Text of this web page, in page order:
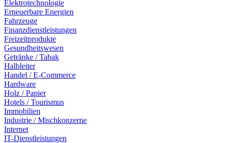
Elektrotechnologie
Erneuerbare Energien
Fahrzeuge
Finanzdienstleistungen
Freizeitprodukte
Gesundheitswesen
Getränke / Tabak
Halbleiter
Handel / E-Commerce
Hardware
Holz / Papier
Hotels / Tourismus
Immobilien
Industrie / Mischkonzerne
Internet
IT-Dienstleistungen